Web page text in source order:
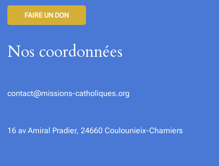
FAIRE UN DON
Nos coordonnées
contact@missions-catholiques.org
16 av Amiral Pradier, 24660 Coulounieix-Chamiers